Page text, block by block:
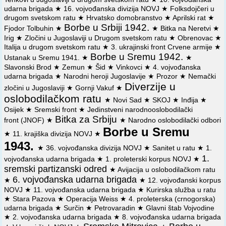
napala žand. st. u s. Šuljmu (kod Rume) i posada nanela
gubitke.
⚔️ 18. 3. 1942. Na Vetrenjači (u blizini s. Grgurevaca kod
Rume) Fruškogorski i Podunavski NOP odred odbili
koncentrične napade žandarmerijskih i ustaško-
domobranskih jedinica, jačine 470 vojnika, i primorali ih da
se povuku u polazna uporišta.
⚔️ 0. 4. 1942. U s. Stejanovcima (kod Rume) formiran ONO
odbor za Srem.
⚔️ 20. 4. 1942. U s. Šuijmu (kod Rume) 1. četa
Fruškogorskog NOP odreda napala delove ustaškog
pripremnog bataljona i nanela im gubitke.
⚔️ 0. 5. 1942. Livanjski NOP odred zauzeo ustaško uporište
u s. Rumbocima (kod Prozora) i naneo neprijatelju gubitke
od oko 20 mrtvih i 30 zarobljenih, a zaplenio 50 pušaka.
⚔️ 7. 5. 1942. Na pruzi s. Vrdnik - s. Pavlovci (kod Rume)
borci Podunavskog NOP odreda presekli 17 tt stubova.
⚔️ 22. 5. 1942. Grupa boraca iz Podunavskog NOP odreda
prekinula tt veze između Iriga i Rume.
septembra 1943. god. svim partiskim organizacijama o
brojnom stanju i naoružanju neprijatelja u Rumi pred
ofanzivu u Sremu
📜
Izvod iz izveštaja političkog sekretara Sreskog
komiteta KPJ za Rumu od 19. oktobra 1943. god. Okružnom
komitetu KPJ za istočni Srem o radu komandi mesta i
saradnji sa narodnooslobodilačkim odborima
📜 Izveštaj Štaba Prvog sremskog NOP odreda od 10
januara 1944 god. Glavnom štabu NOV i PO Vojvodine o
napadu na voz između Rume i Šapca
📜 Zapovest Glavnog štaba NOV i PO Vojvodine od 12
septembra 1944 god. Štabu Jurišnog bataljona Prateće NOU
brigade Glavnog štaba Vojvodine za rušenje železničke
pruge između Rume i Vrdnika
📜 Zapovest Štaba Jedanaeste prateće NOU brigade od
18 septembra 1944 god. Jurišnom bataljonu za uništenje
pruge Ruma - Vrdnik
📜 Izveštaj Štaba Sedme vojvođanske brigade od 19
septembra 1944 god. Operativnom otseku Glavnog štaba
NOV i PO Vojvodine o rušenju železničke pruge između
udarna brigada ★ 16. vojvođanska divizija NOVJ ★ Folksdojčeri u
drugom svetskom ratu ★ Hrvatsko domobranstvo ★Aprilski rat ★
Fjodor Tolbuhin ★ Borbe u Srbiji 1942. ★ Bitka na Neretvi ★
Irig ★Zločini u Jugoslaviji u Drugom svetskom ratu ★Obrenovac ★
Italija u drugom svetskom ratu ★3. ukrajinski front Crvene armije ★
Ustanak u Sremu 1941. ★ Borbe u Sremu 1942. ★
Slavonski Brod ★Zemun ★Šid ★Vinkovci ★4. vojvođanska
udarna brigada ★ Narodni heroji Jugoslavije ★ Prozor ★ Nemački
zločini u Jugoslaviji ★Gornji Vakuf ★ Diverzije u
oslobodilačkom ratu ★ Novi Sad ★SKOJ ★ Inđija ★
Osijek ★Sremski front ★Jedinstveni narodnooslobodilački
front (JNOF) ★ Bitka za Srbiju ★ Narodno oslobodilački odbori
★ 11. krajiška divizija NOVJ ★ Borbe u Sremu
1943.
★36. vojvođanska divizija NOVJ ★Sanitet u ratu ★ 1.
vojvođanska udarna brigada ★ 1. proleterski korpus NOVJ ★ 1.
sremski partizanski odred ★Avijacija u oslobodilačkom ratu
★ 6. vojvođanska udarna brigada ★ 12. vojvođanski korpus
NOVJ ★ 11. vojvođanska udarna brigada ★ Kurirska služba u ratu
★Stara Pazova ★Operacija Weiss ★4. proleterska (crnogorska)
udarna brigada ★Surčin ★ Petrovaradin ★Glavni štab Vojvodine
★ 2. vojvođanska udarna brigada ★8. vojvođanska udarna brigada